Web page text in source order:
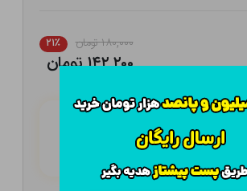
۱۸۰,۰۰۰ تومان ۲۱٪
۱۴۲,۲۰۰ تومان
هـر قسط با تــرب‌پــی: ۳۵,۵۵۰